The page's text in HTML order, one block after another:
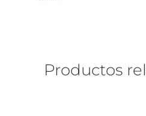
Productos